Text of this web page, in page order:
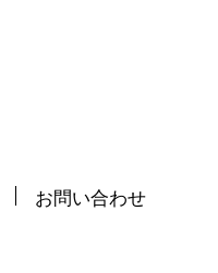
お問い合わせ